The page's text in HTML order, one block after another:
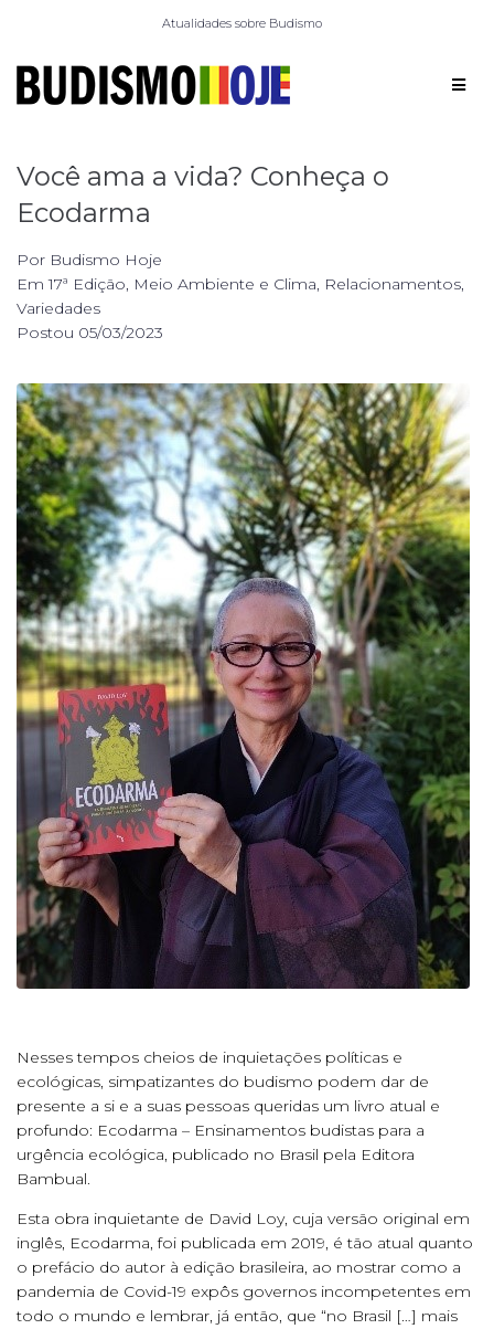
Atualidades sobre Budismo
Você ama a vida? Conheça o
Ecodarma
Por Budismo Hoje
Em17ª Edição, Meio Ambiente e Clima, Relacionamentos,
Variedades
Postou 05/03/2023
Nesses tempos cheios de inquietações políticas e
ecológicas, simpatizantes do budismo podem dar de
presente a si e a suas pessoas queridas um livro atual e
profundo: Ecodarma – Ensinamentos budistas para a
urgência ecológica, publicado no Brasil pela Editora
Bambual.
Esta obra inquietante de David Loy, cuja versão original em
inglês, Ecodarma, foi publicada em 2019, é tão atual quanto
o prefácio do autor à edição brasileira, ao mostrar como a
pandemia de Covid-19 expôs governos incompetentes em
todo o mundo e lembrar, já então, que “no Brasil […] mais